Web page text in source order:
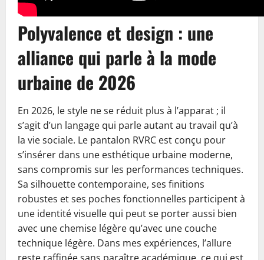
Polyvalence et design : une
alliance qui parle à la mode
urbaine de 2026
En 2026, le style ne se réduit plus à l’apparat ; il
s’agit d’un langage qui parle autant au travail qu’à
la vie sociale. Le pantalon RVRC est conçu pour
s’insérer dans une esthétique urbaine moderne,
sans compromis sur les performances techniques.
Sa silhouette contemporaine, ses finitions
robustes et ses poches fonctionnelles participent à
une identité visuelle qui peut se porter aussi bien
avec une chemise légère qu’avec une couche
technique légère. Dans mes expériences, l’allure